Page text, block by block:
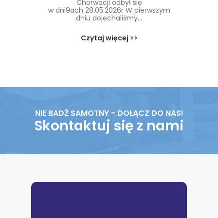
Chorwacji odbył się
w dni9ach 28.05.2026r W pierwszym
dniu dojechaliśmy...
Czytaj więcej >>
NIE BADŹ SAMOTNY - DOŁĄCZ DO NAS!
Skontaktuj się z nami